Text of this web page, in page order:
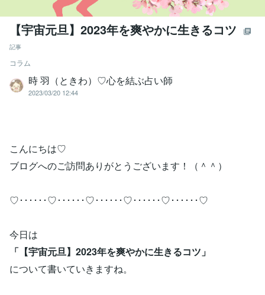
【宇宙元旦】2023年を爽やかに生きるコツ
記事
コラム
時 羽（ときわ）♡心を結ぶ占い師
2023/03/20 12:44
こんにちは♡
ブログへのご訪問ありがとうございます！（＾＾）
♡･･････♡･･････♡･･････♡･･････♡･･････♡
今日は
「【宇宙元旦】2023年を爽やかに生きるコツ」
について書いていきますね。